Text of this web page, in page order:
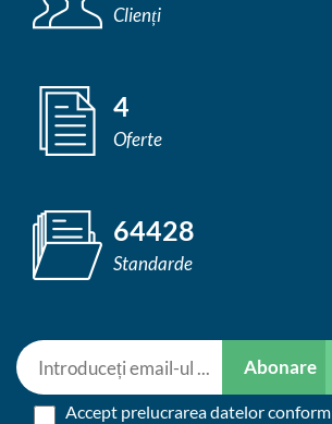
Clienți
4
Oferte
64428
Standarde
Abonare
Accept prelucrarea datelor conform